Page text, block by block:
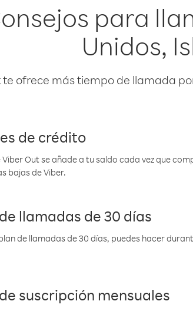
para
Unidos,
te ofrece más tiempo de llamada
de crédito
Out se añade a tu saldo cada vez que
bajas de Viber.
llamadas de 30 días
de llamadas de 30 días, puedes hacer
suscripción mensuales